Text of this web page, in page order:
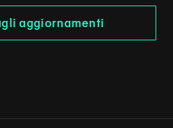
aggiornamenti